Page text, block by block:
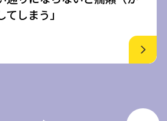
しまう」